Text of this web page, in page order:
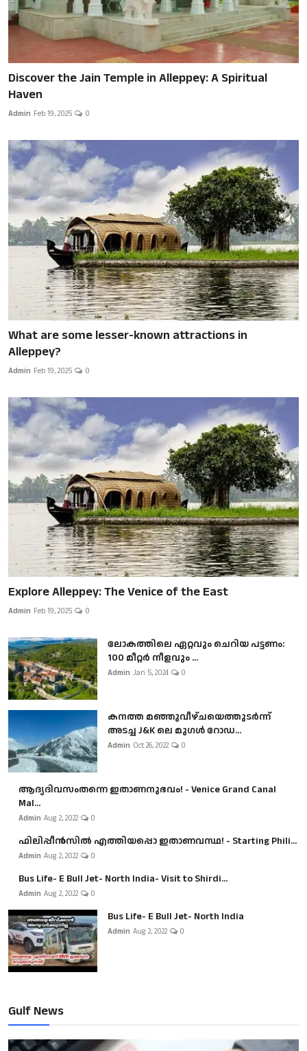
Discover the Jain Temple in Alleppey: A Spiritual
Haven
Admin Feb 19, 2025 0
What are some lesser-known attractions in
Alleppey?
Admin Feb 19, 2025 0
Explore Alleppey: The Venice of the East
Admin Feb 19, 2025 0
ലോകത്തിലെ ഏറ്റവും ചെറിയ പട്ടണം:
100 മീറ്റർ നീളവും ...
Admin Jan 5, 2024 0
കനത്ത മഞ്ഞുവീഴ്ചയെത്തുടർന്ന്
അടച്ച J&K ലെ മുഗൾ റോഡ...
Admin Oct 26, 2022 0
ആദ്യദിവസംതന്നെ ഇതാണനുഭവം! - Venice Grand Canal
Mal...
Admin Aug 2, 2022 0
ഫിലിപ്പീൻസിൽ എത്തിയപ്പൊ ഇതാണവസ്ഥ! - Starting Phili...
Admin Aug 2, 2022 0
Bus Life- E Bull Jet- North India- Visit to Shirdi...
Admin Aug 2, 2022 0
Bus Life- E Bull Jet- North India
Admin Aug 2, 2022 0
Gulf News